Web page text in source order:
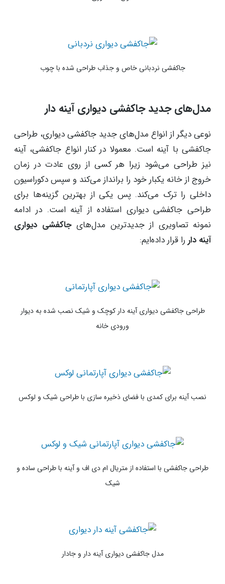
جاکفشی نردبانی خاص و جذاب طراحی شده با چوب
مدل‌های جدید جاکفشی دیواری آینه دار
نوعی دیگر از انواع مدل‌های جدید جاکفشی دیواری، طراحی
جاکفشی با آینه است. معمولا در کنار انواع جاکفشی، آینه
نیز طراحی می‌شود زیرا هر کسی از روی عادت در زمان
خروج از خانه یکبار خود را برانداز می‌کند و سپس دکوراسیون
داخلی را ترک می‌کند. پس یکی از بهترین گزینه‌ها برای
طراحی جاکفشی دیواری استفاده از آینه است. در ادامه
نمونه تصاویری از جدیدترین مدل‌هایجاکفشی دیواری
آینه داررا قرار داده‌ایم:
طراحی جاکفشی دیواری آینه دار کوچک و شیک نصب شده به دیوار
ورودی خانه
نصب آینه برای کمدی با فضای ذخیره سازی با طراحی شیک و لوکس
طراحی جاکفشی با استفاده از متریال ام دی اف و آینه با طراحی ساده و
شیک
مدل جاکفشی دیواری آینه دار و جادار